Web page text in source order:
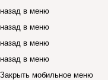
назад в меню
назад в меню
назад в меню
назад в меню
Закрыть мобильное меню